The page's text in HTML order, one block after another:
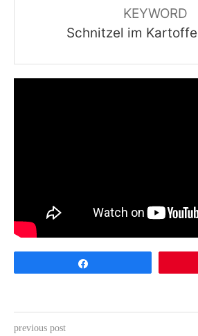
KEYWORD
Schnitzel im
previous post